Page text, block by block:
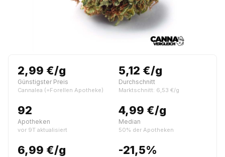
2,99 €/g
Günstigster Preis
Cannalea (=Forellen Apotheke)
5,12 €/g
Durchschnitt
Marktschnitt: 6,53 €/g
92
Apotheken
vor 9T aktualisiert
4,99 €/g
Median
50% der Apotheken
6,99 €/g -21,5%